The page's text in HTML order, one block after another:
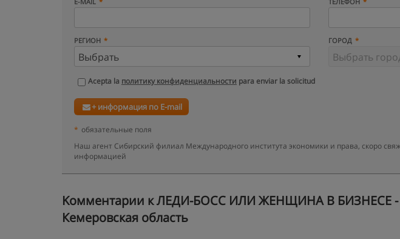
РЕГИОН ГОРОД
Acepta la политику конфиденциальности para enviar la solicitud
+ информация по E-mail
* обязательные поля
Наш агент Сибирский филиал Международного института экономики и права, скоро
информацией
Kомментарии к ЛЕДИ-БОСС ИЛИ ЖЕНЩИНА В БИЗНЕСЕ -
Кемеровская область